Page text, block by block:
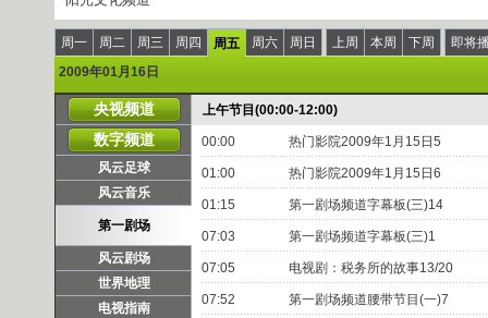
周一 周二 周三 周四 周五 周六 周日 上周 本周 下周
即将
2009年01月16日
央视频道
数字频道
风云足球
风云音乐
第一剧场
风云剧场
世界地理
电视指南
上午节目(00:00-12:00)
00:00 热门影院2009年1月15日5
01:00 热门影院2009年1月15日6
01:15 第一剧场频道字幕板(三)14
07:03 第一剧场频道字幕板(三)1
07:05 电视剧：税务所的故事13/20
07:52 第一剧场频道腰带节目(一)7